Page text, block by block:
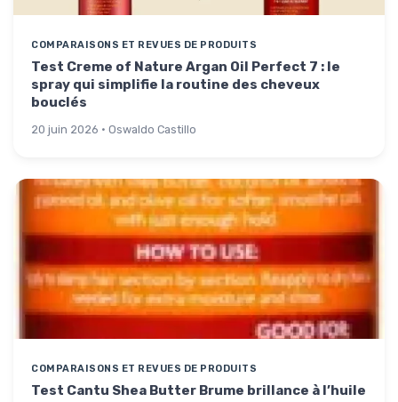
COMPARAISONS ET REVUES DE PRODUITS
Test Creme of Nature Argan Oil Perfect 7 : le
spray qui simplifie la routine des cheveux
bouclés
20 juin 2026 · Oswaldo Castillo
COMPARAISONS ET REVUES DE PRODUITS
Test Cantu Shea Butter Brume brillance à l’huile